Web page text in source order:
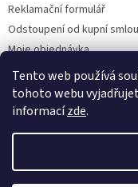
Tento web používá
tohoto webu
informacízde.
Reklamační formulář
Odstoupení od kupní
Moje objednávka
Odstoupení od smlouvy